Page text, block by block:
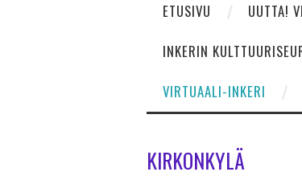
ETUSIVU UUTTA!
INKERIN
VIRTUAALI-INKERI
KIRKONKYLÄ